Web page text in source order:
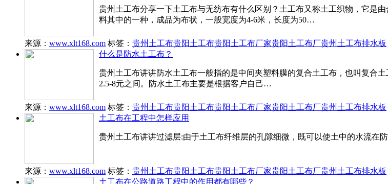
贵州土工布分享一下土工布与无纺布有什么区别？土工布又称土工织物，它是
料其中的一种，成品为布状，一般宽度为4-6米，长度为50…
来源： www.xlt168.com 标签： 贵州土工布贵阳土工布贵阳土工布厂家贵阳土工布厂贵州土工布排水板
什么是防水土工布？
贵州土工布讲讲防水土工布一般指的是中间夹塑料膜的复合土工布，也叫复合
2.5-8元之间。防水土工布主要是根据客户自己…
来源： www.xlt168.com 标签： 贵州土工布贵阳土工布贵阳土工布厂家贵阳土工布厂贵州土工布排水板
土工布在工程中怎样应用
贵州土工布讲讲过滤层:由于土工布纤维层的孔隙细微，既可以使土中的水流在
来源： www.xlt168.com 标签： 贵州土工布贵阳土工布贵阳土工布厂家贵阳土工布厂贵州土工布排水板
土工布在公路道路工程中的作用都有哪些？